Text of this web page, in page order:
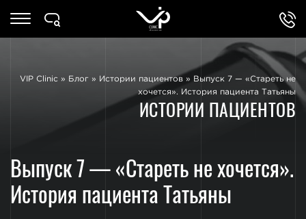
VIP Clinic » Блог » Истории пациентов »
Выпуск 7 — «Стареть не
хочется». История пациента Татьяны
ИСТОРИИ ПАЦИЕНТОВ
Выпуск 7 — «Стареть не хочется».
История пациента Татьяны